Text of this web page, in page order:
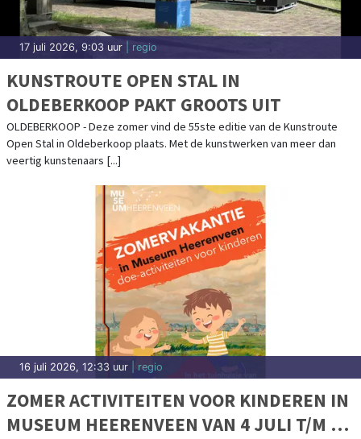
17 juli 2026, 9:03 uur | regio
KUNSTROUTE OPEN STAL IN
OLDEBERKOOP PAKT GROOTS UIT
OLDEBERKOOP - Deze zomer vind de 55ste editie van de Kunstroute
Open Stal in Oldeberkoop plaats. Met de kunstwerken van meer dan
veertig kunstenaars [...]
16 juli 2026, 12:33 uur | regio
ZOMER ACTIVITEITEN VOOR KINDEREN IN
MUSEUM HEERENVEEN VAN 4 JULI T/M 30